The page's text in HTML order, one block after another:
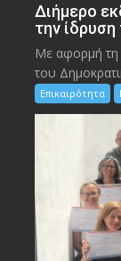
Διήμερο
την
Με αφορμή
του
Επικαιρότητα